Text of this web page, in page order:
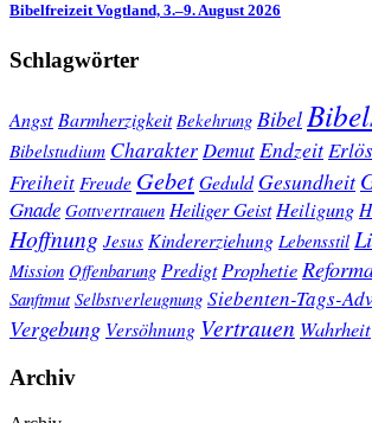
Bibelfreizeit Vogtland, 3.–9. August 2026
Schlagwörter
AngstBarmherzigkeit Bekehrung Bibel
Bibelstudium Charakter DemutEndzeit
FreiheitFreude GebetGeduld Gesundheit
Gnade Gottvertrauen Heiliger Geist Heiligung
Hoffnung Jesus Kindererziehung Lebensstil
Mission Offenbarung Predigt Prophetie
Sanftmut Selbstverleugnung Siebenten-Tags-
Vergebung Versöhnung Vertrauen Wahrheit
Archiv